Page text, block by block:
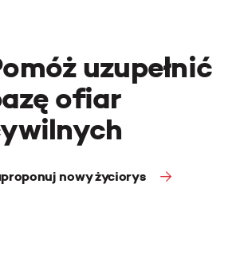
uzupełnić
ofiar
nowy życiorys